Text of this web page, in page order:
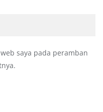
saya pada peramban